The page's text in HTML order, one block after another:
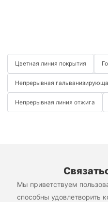
Цветная линия покрытия
Непрерывная
Непрерывная линия отжига
Мы приветствуем
способны удовлетворить